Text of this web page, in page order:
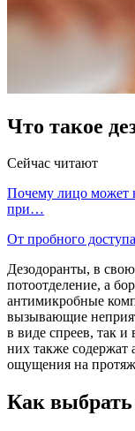
Что такое
Сейчас читают
Почему лицо может
при…
От пробного
Дезодоранты, в
потоотделение, а
антимикробные
вызывающие
в виде спреев, так
них также содержат
ощущения на
Как выбрать